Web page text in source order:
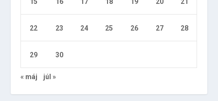
22 23 24 25 26 27 28
29 30
« máj júl »